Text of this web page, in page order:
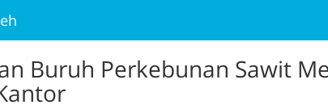
Buruh Perkebunan Sawit